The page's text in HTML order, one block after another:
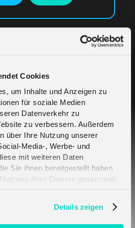
Cookies
um Inhalte und Anzeigen zu
für soziale Medien
Datenverkehr zu
zu verbessern. Außerdem
über Ihre Nutzung unserer
Media-, Werbe- und
mit weiteren Daten
Sie ihnen bereitgestellt haben
ihrer Dienste gesammelt
Details zeigen
Articles
LoRaWAN® portal
my LoRaWAN® services?